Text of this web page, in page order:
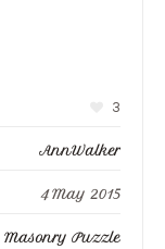
3
AnnWalker
4 May 2015
Masonry Puzzle